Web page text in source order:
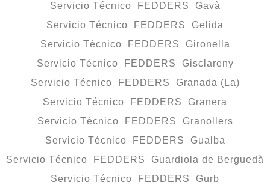
Servicio Técnico FEDDERS Gavà
Servicio Técnico FEDDERS Gelida
Servicio Técnico FEDDERS Gironella
Servicio Técnico FEDDERS Gisclareny
Servicio Técnico FEDDERS Granada (La)
Servicio Técnico FEDDERS Granera
Servicio Técnico FEDDERS Granollers
Servicio Técnico FEDDERS Gualba
Servicio Técnico FEDDERS Guardiola de Berguedà
Servicio Técnico FEDDERS Gurb